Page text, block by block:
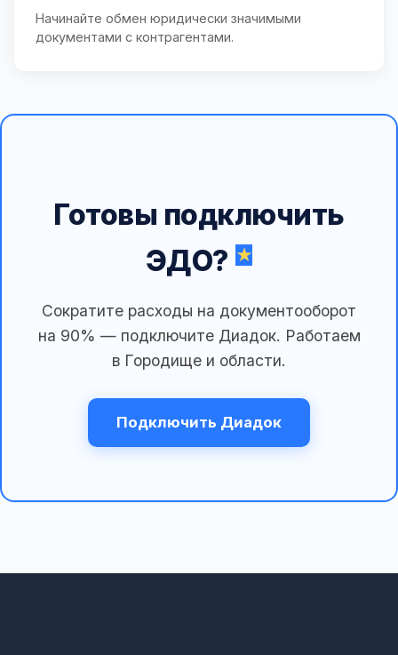
Начинайте обмен юридически значимыми
документами с контрагентами.
Готовы подключить
ЭДО?
Сократите расходы на документооборот
на 90% — подключите Диадок. Работаем
в Городище и области.
Подключить Диадок